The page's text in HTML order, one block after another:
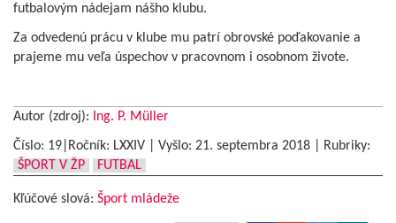
futbalovým nádejam nášho klubu.
Za odvedenú prácu v klube mu patrí obrovské poďakovanie a
prajeme mu veľa úspechov v pracovnom i osobnom živote.
Autor (zdroj): Ing. P. Müller
Číslo: 19|Ročník: LXXIV | Vyšlo: 21. septembra 2018
Rubriky:
ŠPORT V ŽP
FUTBAL
Kľúčové slová: Šport mládeže